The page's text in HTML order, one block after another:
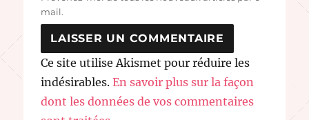
mail.
Ce site utilise Akismet pour réduire les
indésirables.En savoir plus sur la façon
dont les données de vos commentaires